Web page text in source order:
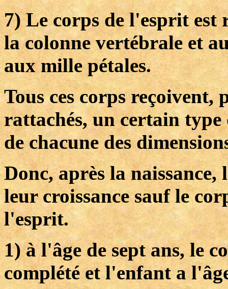
7) Le corps de l'esprit est
la colonne vertébrale et
aux mille pétales.
Tous ces corps reçoivent,
rattachés, un certain
de chacune des
Donc, après la
leur croissance sauf le
l'esprit.
1) à l'âge de sept ans, le
complété et l'enfant a